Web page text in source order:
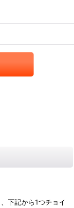
下記から1つチョイ